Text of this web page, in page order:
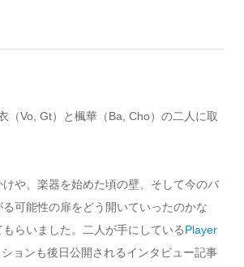
（Vo, Gt）と楓華（Ba, Cho）の二人に取
や、楽器を始めた頃の壁、そして今のバ
可能性の扉をどう開いていったのかな
らいました。二人が手にしているPlayer
ョンも後日公開されるインタビュー記事